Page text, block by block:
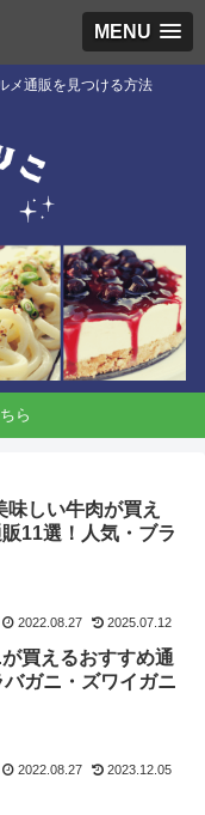
MENU
メ通販を見つける方法
ら
味しい牛肉が買え
11選！人気・ブラ
2022.08.27 2025.07.12
買えるおすすめ通
ガニ・ズワイガニ
2022.08.27 2023.12.05